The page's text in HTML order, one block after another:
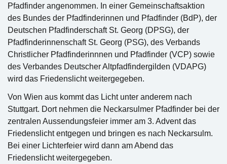
Pfadfinder angenommen. In einer Gemeinschaftsaktion
des Bundes der Pfadfinderinnen und Pfadfinder (BdP), der
Deutschen Pfadfinderschaft St. Georg (DPSG), der
Pfadfinderinnenschaft St. Georg (PSG), des Verbands
Christlicher Pfadfinderinnnen und Pfadfinder (VCP) sowie
des Verbandes Deutscher Altpfadfindergilden (VDAPG)
wird das Friedenslicht weitergegeben.
Von Wien aus kommt das Licht unter anderem nach
Stuttgart. Dort nehmen die Neckarsulmer Pfadfinder bei der
zentralen Aussendungsfeier immer am 3. Advent das
Friedenslicht entgegen und bringen es nach Neckarsulm.
Bei einer Lichterfeier wird dann am Abend das
Friedenslicht weitergegeben.